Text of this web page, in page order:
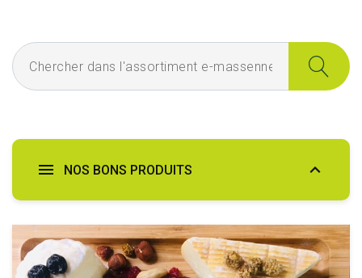
Chercher dans l'assortiment e-massennes
NOS BONS PRODUITS